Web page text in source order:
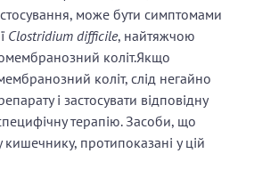
може бути симптомами
Clostridium difficile, найтяжчою
коліт.Якщо
коліт, слід негайно
і застосувати відповідну
терапію. Засоби, що
протипоказані у цій